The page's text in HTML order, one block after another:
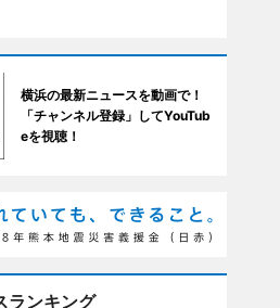
横浜の最新ニュースを動画で！
「チャンネル登録」してYouTub
eを視聴！
ランキング